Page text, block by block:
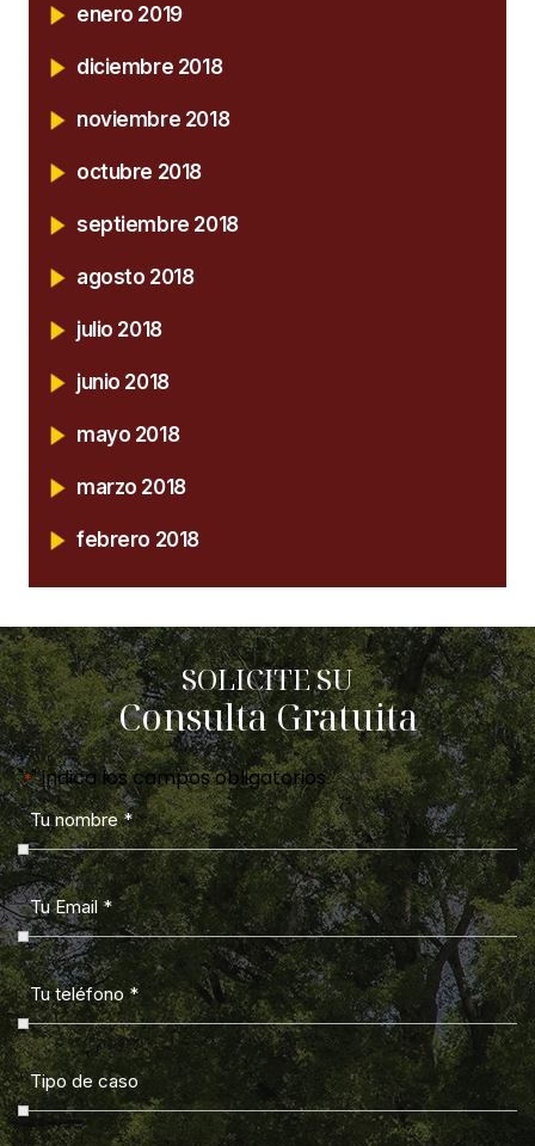
enero 2019
diciembre 2018
noviembre 2018
octubre 2018
septiembre 2018
agosto 2018
julio 2018
junio 2018
mayo 2018
marzo 2018
febrero 2018
SOLICITE SU
Consulta Gratuita
"*" indica los campos obligatorios